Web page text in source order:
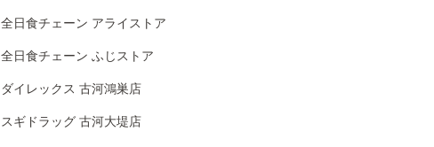
全日食チェーン アライストア
全日食チェーン ふじストア
ダイレックス 古河鴻巣店
スギドラッグ 古河大堤店